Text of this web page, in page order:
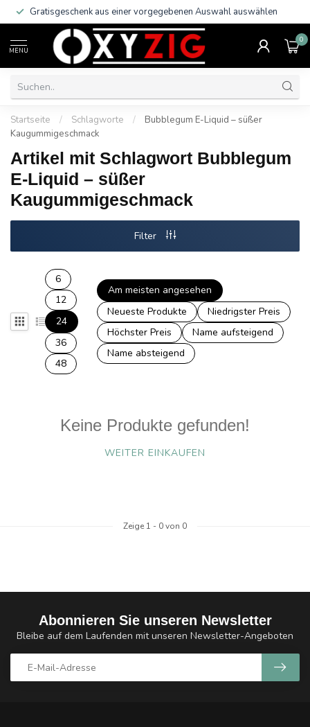
Gratisgeschenk aus einer vorgegebenen Auswahl auswählen
MENU
0
Startseite / Schlagworte /
Bubblegum E-Liquid – süßer
Kaugummigeschmack
Artikel mit Schlagwort Bubblegum
E-Liquid – süßer
Kaugummigeschmack
Filter
6
12
24
36
48
Am meisten angesehen
Neueste Produkte
Niedrigster Preis
Höchster Preis
Name aufsteigend
Name absteigend
Keine Produkte gefunden!
WEITER EINKAUFEN
Zeige 1 - 0von 0
Abonnieren Sie unseren Newsletter
Bleibe auf dem Laufenden mit unseren Newsletter-Angeboten